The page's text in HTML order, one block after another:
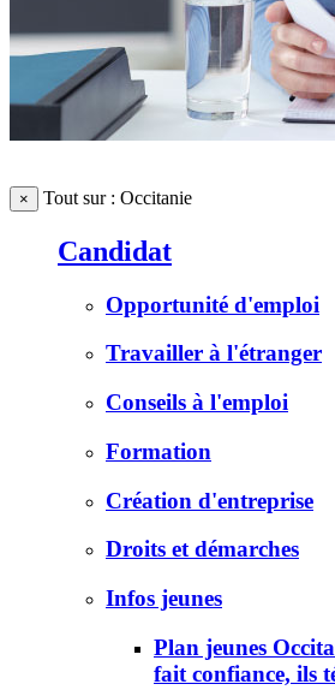
× Tout sur : Occitanie
Candidat
Opportunité d'emploi
Travailler à l'étranger
Conseils à l'emploi
Formation
Création d'entreprise
Droits et démarches
Infos jeunes
Plan jeunes
fait confiance, ils